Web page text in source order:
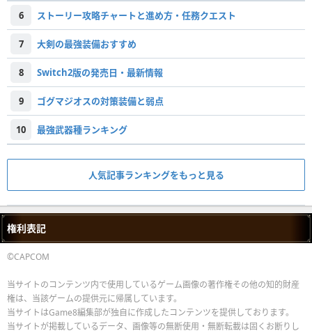
6 ストーリー攻略チャートと進め方・任務クエスト
7 大剣の最強装備おすすめ
8 Switch2版の発売日・最新情報
9 ゴグマジオスの対策装備と弱点
10 最強武器種ランキング
人気記事ランキングをもっと見る
権利表記
©CAPCOM
当サイトのコンテンツ内で使用しているゲーム画像の著作権その他の知的財産
権は、当該ゲームの提供元に帰属しています。
当サイトはGame8編集部が独自に作成したコンテンツを提供しております。
当サイトが掲載しているデータ、画像等の無断使用・無断転載は固くお断りし